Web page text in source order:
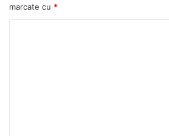
marcate cu *